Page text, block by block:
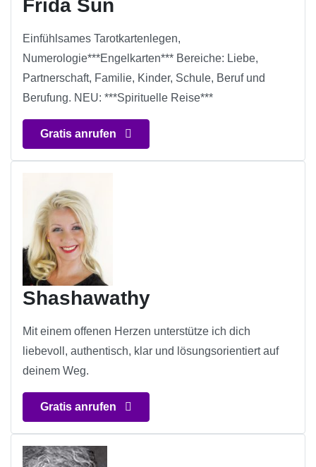
Frida Sun
Einfühlsames Tarotkartenlegen,
Numerologie***Engelkarten*** Bereiche: Liebe,
Partnerschaft, Familie, Kinder, Schule, Beruf und
Berufung. NEU: ***Spirituelle Reise***
Gratis anrufen
Shashawathy
Mit einem offenen Herzen unterstütze ich dich
liebevoll, authentisch, klar und lösungsorientiert auf
deinem Weg.
Gratis anrufen